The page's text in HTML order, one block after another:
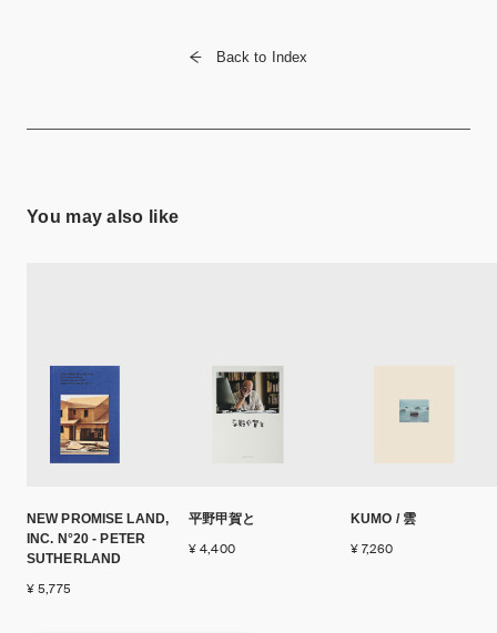
Back to Index
You may also like
NEW PROMISE LAND,
INC. N°20 - PETER
SUTHERLAND
¥ 5,775
平野甲賀と
¥ 4,400
KUMO / 雲
¥ 7,260